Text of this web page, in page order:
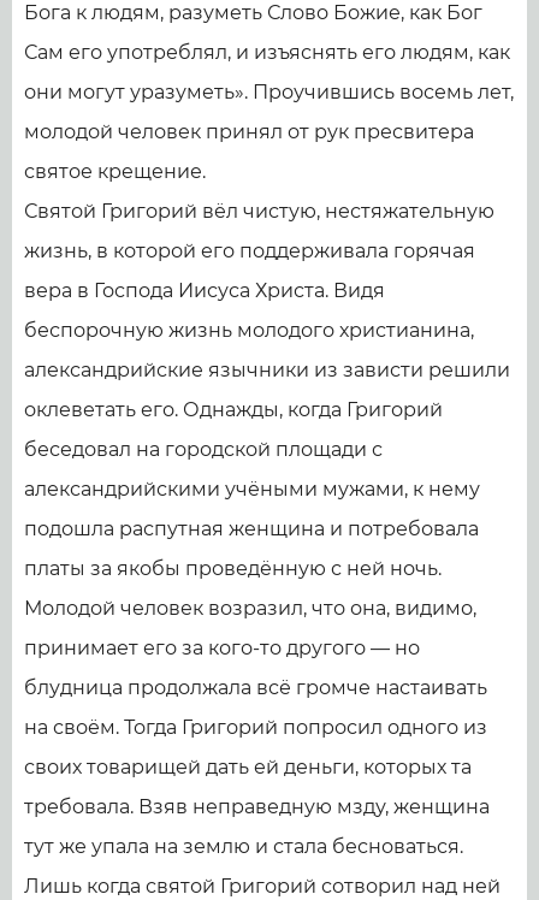
Бога к людям, разуметь Слово Божие, как Бог
Сам его употреблял, и изъяснять его людям, как
они могут уразуметь». Проучившись восемь лет,
молодой человек принял от рук пресвитера
святое крещение.
Святой Григорий вёл чистую, нестяжательную
жизнь, в которой его поддерживала горячая
вера в Господа Иисуса Христа. Видя
беспорочную жизнь молодого христианина,
александрийские язычники из зависти решили
оклеветать его. Однажды, когда Григорий
беседовал на городской площади с
александрийскими учёными мужами, к нему
подошла распутная женщина и потребовала
платы за якобы проведённую с ней ночь.
Молодой человек возразил, что она, видимо,
принимает его за кого-то другого — но
блудница продолжала всё громче настаивать
на своём. Тогда Григорий попросил одного из
своих товарищей дать ей деньги, которых та
требовала. Взяв неправедную мзду, женщина
тут же упала на землю и стала бесноваться.
Лишь когда святой Григорий сотворил над ней